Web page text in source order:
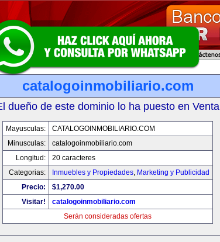
catalogoinmobiliario.com
dueño de este dominio lo ha puesto en Venta
Mayusculas:
CATALOGOINMOBILIARIO.COM
Minusculas:
catalogoinmobiliario.com
Longitud:
20 caracteres
Categorias:
Inmuebles y Propiedades, Marketing y Publicidad
Precio:
$1,270.00
Visitar!
catalogoinmobiliario.com
Serán consideradas ofertas